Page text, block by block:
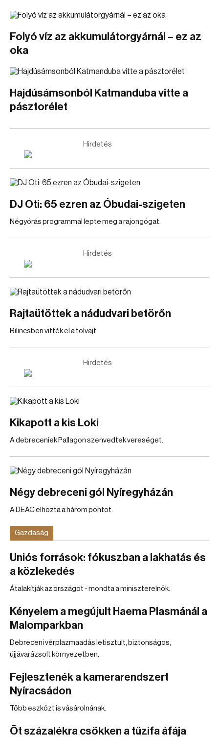
Folyó víz az akkumulátorgyárnál – ez az
oka
Hajdúsámsonból Katmanduba vitte a
pásztorélet
Hirdetés
DJ Oti: 65 ezren az Óbudai-szigeten
Négyórás programmal lepte meg a rajongógat.
Hirdetés
Rajtaütöttek a nádudvari betörőn
Bilincsben vitték el a tolvajt.
Hirdetés
Kikapott a kis Loki
A debreceniek Pallagon szenvedtek vereséget.
Négy debreceni gól Nyíregyházán
A DEAC elhozta a három pontot.
Gazdaság
Uniós források: fókuszban a lakhatás és
a közlekedés
Átalakítják az országot - mondta a miniszterelnök.
Kényelem a megújult Haema Plasmánál a
Malomparkban
Debreceni vérplazmaadás letisztult, biztonságos,
újjávarázsolt környezetben.
Fejlesztenék a kamerarendszert
Nyíracsádon
Több eszközt is vásárolnának.
Öt százalékra csökken a tűzifa áfája